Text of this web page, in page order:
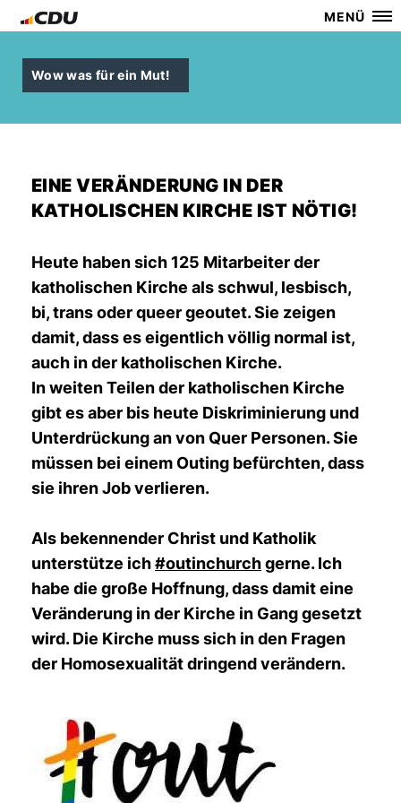
MENÜ
Wow was für ein Mut!
EINE VERÄNDERUNG IN DER
KATHOLISCHEN KIRCHE IST NÖTIG!
Heute haben sich 125 Mitarbeiter der
katholischen Kirche als schwul, lesbisch,
bi, trans oder queer geoutet. Sie zeigen
damit, dass es eigentlich völlig normal ist,
auch in der katholischen Kirche.
In weiten Teilen der katholischen Kirche
gibt es aber bis heute Diskriminierung und
Unterdrückung an von Quer Personen. Sie
müssen bei einem Outing befürchten, dass
sie ihren Job verlieren.
Als bekennender Christ und Katholik
unterstütze ich#outinchurchgerne. Ich
habe die große Hoffnung, dass damit eine
Veränderung in der Kirche in Gang gesetzt
wird. Die Kirche muss sich in den Fragen
der Homosexualität dringend verändern.